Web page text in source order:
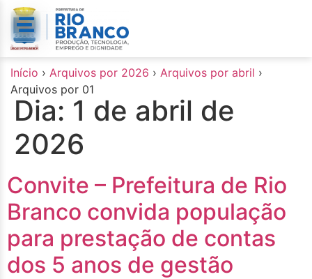
conteúdo
Início › Arquivos por 2026 › Arquivos por abril ›
Arquivos por 01
Dia: 1 de abril de
2026
Convite – Prefeitura de Rio
Branco convida população
para prestação de contas
dos 5 anos de gestão